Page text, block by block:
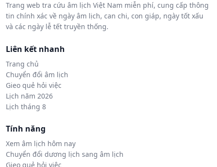
Trang web tra cứu âm lịch Việt Nam miễn phí, cung cấp thông
tin chính xác về ngày âm lịch, can chi, con giáp, ngày tốt xấu
và các ngày lễ tết truyền thống.
Liên kết nhanh
Trang chủ
Chuyển đổi âm lịch
Gieo quẻ hỏi việc
Lịch năm 2026
Lịch tháng 8
Tính năng
Xem âm lịch hôm nay
Chuyển đổi dương lịch sang âm lịch
Gieo quẻ hỏi việc